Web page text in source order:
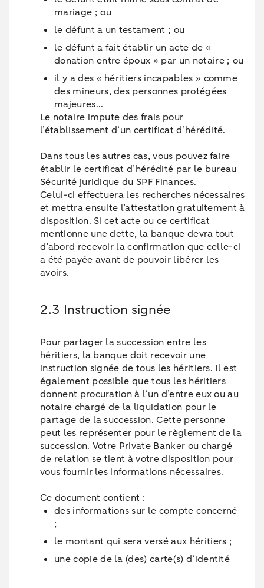
mariage ; ou
le défunt a un testament ; ou
le défunt a fait établir un acte de «
donation entre époux » par un notaire ; ou
il y a des « héritiers incapables » comme
des mineurs, des personnes protégées
majeures...
Le notaire impute des frais pour
l’établissement d’un certificat d’hérédité.
Dans tous les autres cas, vous pouvez faire
établir le certificat d’hérédité par le bureau
Sécurité juridique du SPF Finances.
Celui-ci effectuera les recherches nécessaires
et mettra ensuite l’attestation gratuitement à
disposition. Si cet acte ou ce certificat
mentionne une dette, la banque devra tout
d’abord recevoir la confirmation que celle-ci
a été payée avant de pouvoir libérer les
avoirs.
2.3 Instruction signée
Pour partager la succession entre les
héritiers, la banque doit recevoir une
instruction signée de tous les héritiers. Il est
également possible que tous les héritiers
donnent procuration à l’un d’entre eux ou au
notaire chargé de la liquidation pour le
partage de la succession. Cette personne
peut les représenter pour le règlement de la
succession. Votre Private Banker ou chargé
de relation se tient à votre disposition pour
vous fournir les informations nécessaires.
Ce document contient :
des informations sur le compte concerné
;
le montant qui sera versé aux héritiers ;
une copie de la (des) carte(s) d’identité